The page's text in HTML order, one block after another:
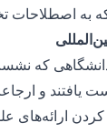
به اصطلاحات
که
یافتند و
کردن ارائه‌های